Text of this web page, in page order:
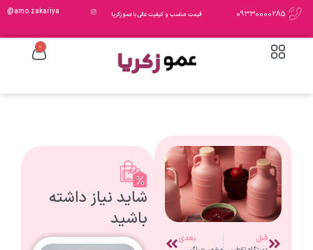
09330000285 قیمت مناسب و کیفیت عالی با عمو زکریا amo.zakariya@
0
قبل بعدی
شاید نیاز داشته
باشید